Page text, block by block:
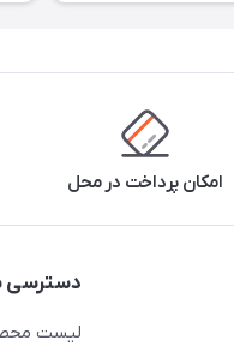
امکان پرداخت در محل
دسترسی
لیست